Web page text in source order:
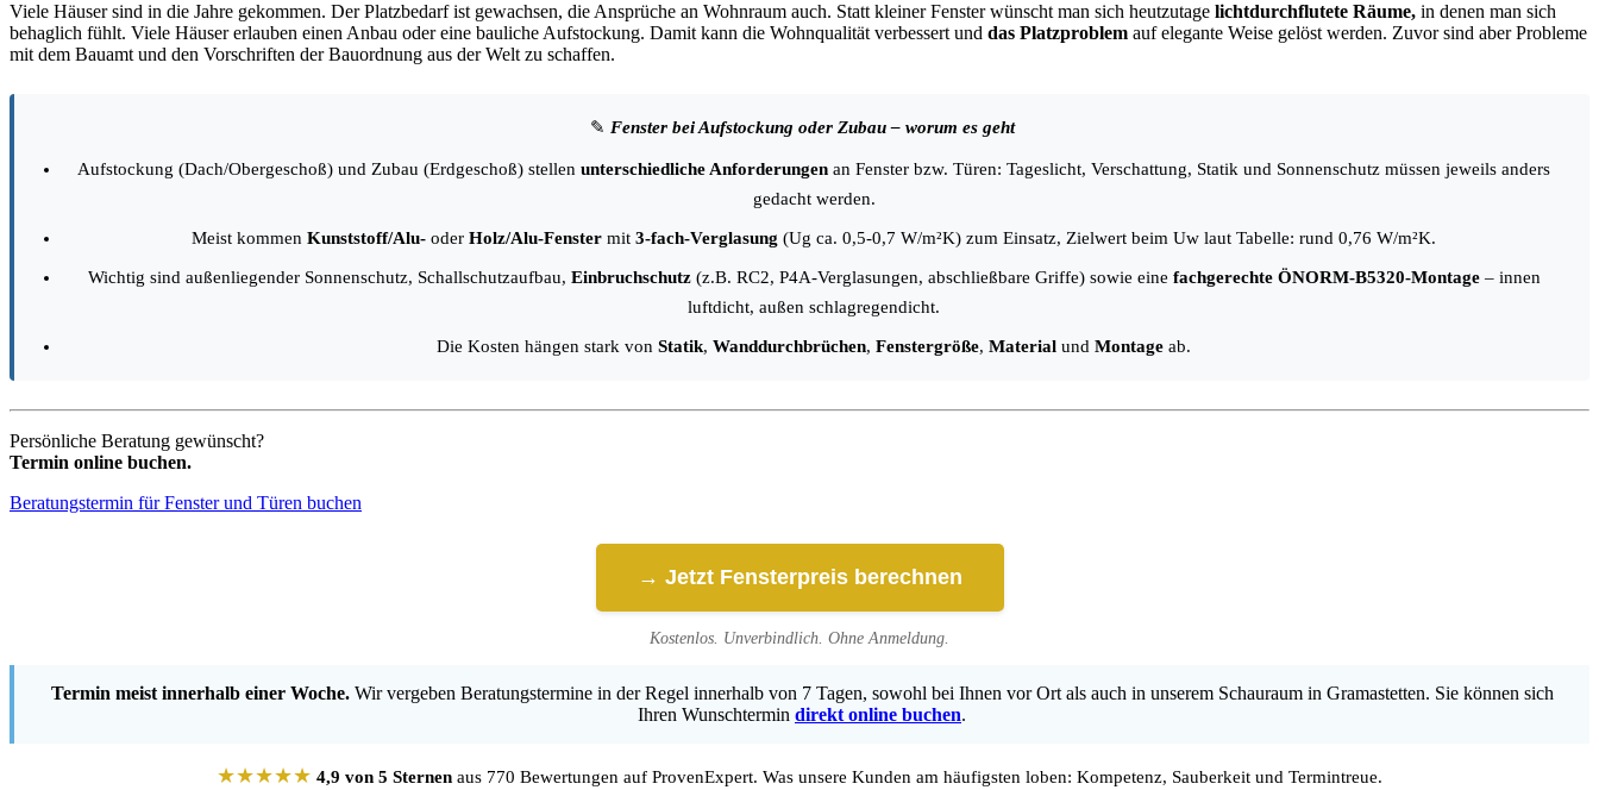
Viele Häuser sind in die Jahre gekommen. Der Platzbedarf ist gewachsen, die Ansprüche an Wohnraum auch. Statt kleiner Fenster wünscht man sich heutzutage lichtdurchflutete Räume, in denen man sich
behaglich fühlt. Viele Häuser erlauben einen Anbau oder eine bauliche Aufstockung. Damit kann die Wohnqualität verbessert und das Platzproblem auf elegante Weise gelöst werden. Zuvor sind aber Probleme
mit dem Bauamt und den Vorschriften der Bauordnung aus der Welt zu schaffen.
✎ Fenster bei Aufstockung oder Zubau – worum es geht
Aufstockung (Dach/Obergeschoß) und Zubau (Erdgeschoß) stellen unterschiedliche Anforderungen an Fenster bzw. Türen: Tageslicht, Verschattung, Statik und Sonnenschutz müssen jeweils anders
gedacht werden.
Meist kommen Kunststoff/Alu- oder Holz/Alu-Fenster mit 3-fach-Verglasung (Ug ca. 0,5-0,7 W/m²K) zum Einsatz, Zielwert beim Uw laut Tabelle: rund 0,76 W/m²K.
Wichtig sind außenliegender Sonnenschutz, Schallschutzaufbau, Einbruchschutz(z.B. RC2, P4A-Verglasungen, abschließbare Griffe) sowie eine fachgerechte ÖNORM-B5320-Montage– innen
luftdicht, außen schlagregendicht.
Die Kosten hängen stark von Statik, Wanddurchbrüchen, Fenstergröße, Material und Montage ab.
Persönliche Beratung gewünscht?
Termin online buchen.
Beratungstermin für Fenster und Türen buchen
→ Jetzt Fensterpreis berechnen
Kostenlos. Unverbindlich. Ohne Anmeldung.
Termin meist innerhalb einer Woche.Wir vergeben Beratungstermine in der Regel innerhalb von 7 Tagen, sowohl bei Ihnen vor Ort als auch in unserem Schauraum in Gramastetten. Sie können sich
Ihren Wunschtermin direkt online buchen.
★★★★★ 4,9 von 5 Sternen aus 770 Bewertungen auf ProvenExpert. Was unsere Kunden am häufigsten loben: Kompetenz, Sauberkeit und Termintreue.